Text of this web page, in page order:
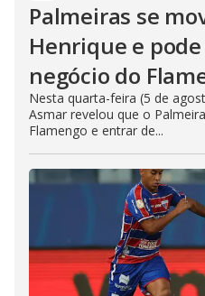
Palmeiras se
Henrique e
negócio do
Nesta quarta-feira (5 de
Asmar revelou que o
Flamengo e entrar de...